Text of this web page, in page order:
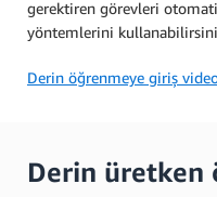
gerektiren görevleri
yöntemlerini
Derin öğrenmeye giriş
Derin üretken